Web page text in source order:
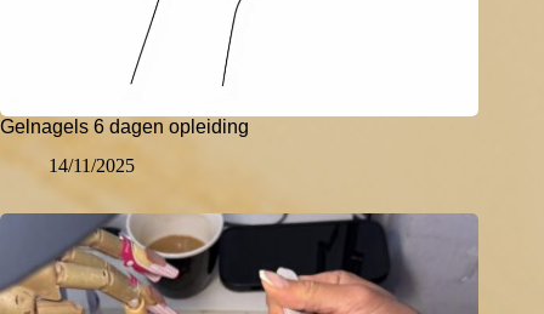
Gelnagels 6 dagen opleiding
14/11/2025